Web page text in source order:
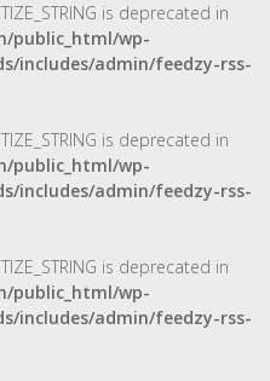
is deprecated in
public_html/wp-
includes/admin/feedzy-rss-
is deprecated in
public_html/wp-
includes/admin/feedzy-rss-
is deprecated in
public_html/wp-
includes/admin/feedzy-rss-